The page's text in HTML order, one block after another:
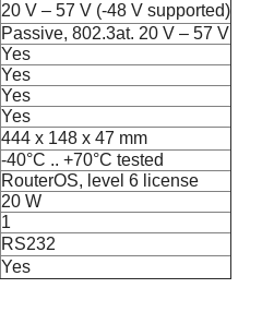
20 V – 57 V (-48 V supported)
Passive, 802.3at. 20 V – 57 V
Yes
Yes
Yes
Yes
444 x 148 x 47 mm
-40°C .. +70°C tested
RouterOS, level 6 license
20 W
1
RS232
Yes